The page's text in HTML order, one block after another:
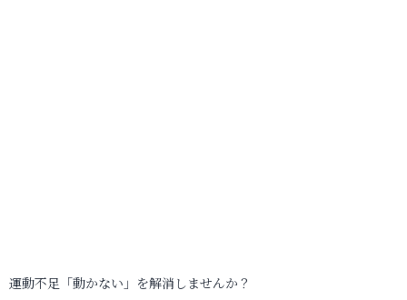
運動不足「動かない」を解消しませんか？